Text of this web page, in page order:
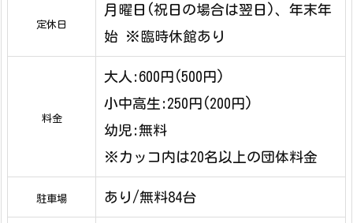
定休日
月曜日(祝日の場合は翌日)、年末年
始 ※臨時休館あり
料金
大人:600円(500円)
小中高生:250円(200円)
幼児:無料
※カッコ内は20名以上の団体料金
駐車場 あり/無料84台